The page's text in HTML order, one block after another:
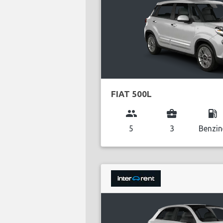
FIAT 500L
group
5
business_center
3
local_gas_station